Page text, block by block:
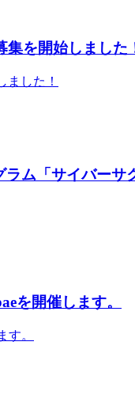
集を開始しました
ました！
ム「サイバーサ
を開催します。
す。